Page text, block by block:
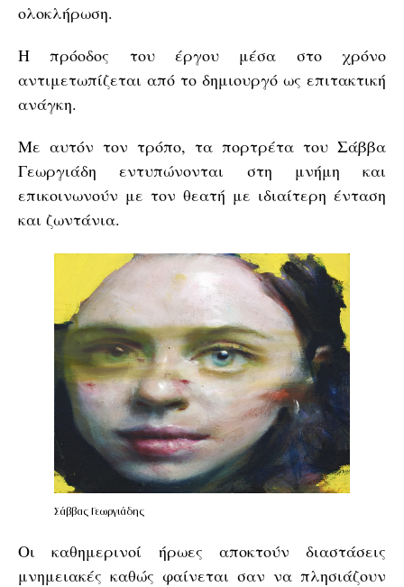
ολοκλήρωση.
Η πρόοδος του έργου μέσα στο χρόνο
αντιμετωπίζεται από το δημιουργό ως επιτακτική
ανάγκη.
Με αυτόν τον τρόπο, τα πορτρέτα του Σάββα
Γεωργιάδη εντυπώνονται στη μνήμη και
επικοινωνούν με τον θεατή με ιδιαίτερη ένταση
και ζωντάνια.
Σάββας Γεωργιάδης
Οι καθημερινοί ήρωες αποκτούν διαστάσεις
μνημειακές καθώς φαίνεται σαν να πλησιάζουν